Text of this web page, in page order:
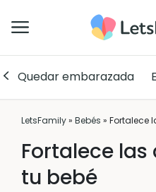
Quedar embarazada
LetsFamily» Bebés » Fortalece
Fortalece
tu bebé